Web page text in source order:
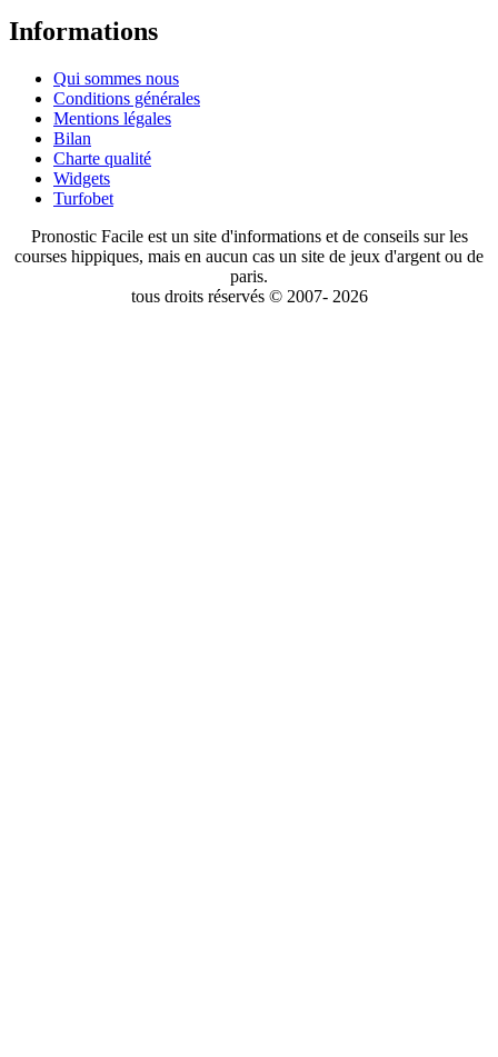
Informations
Qui sommes nous
Conditions générales
Mentions légales
Bilan
Charte qualité
Widgets
Turfobet
Pronostic Facile est un site d'informations et de conseils sur les
courses hippiques, mais en aucun cas un site de jeux d'argent ou de
paris.
tous droits réservés © 2007- 2026